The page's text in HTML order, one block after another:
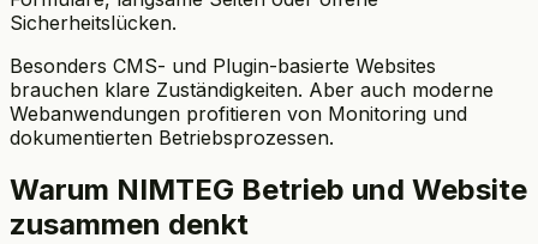
Sicherheitslücken.
Besonders CMS- und Plugin-basierte Websites
brauchen klare Zuständigkeiten. Aber auch moderne
Webanwendungen profitieren von Monitoring und
dokumentierten Betriebsprozessen.
Warum NIMTEG Betrieb und Website
zusammen denkt